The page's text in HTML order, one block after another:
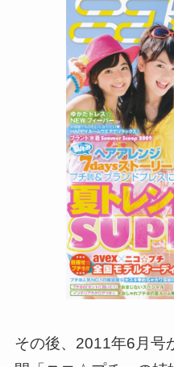
その後、2011年6月号